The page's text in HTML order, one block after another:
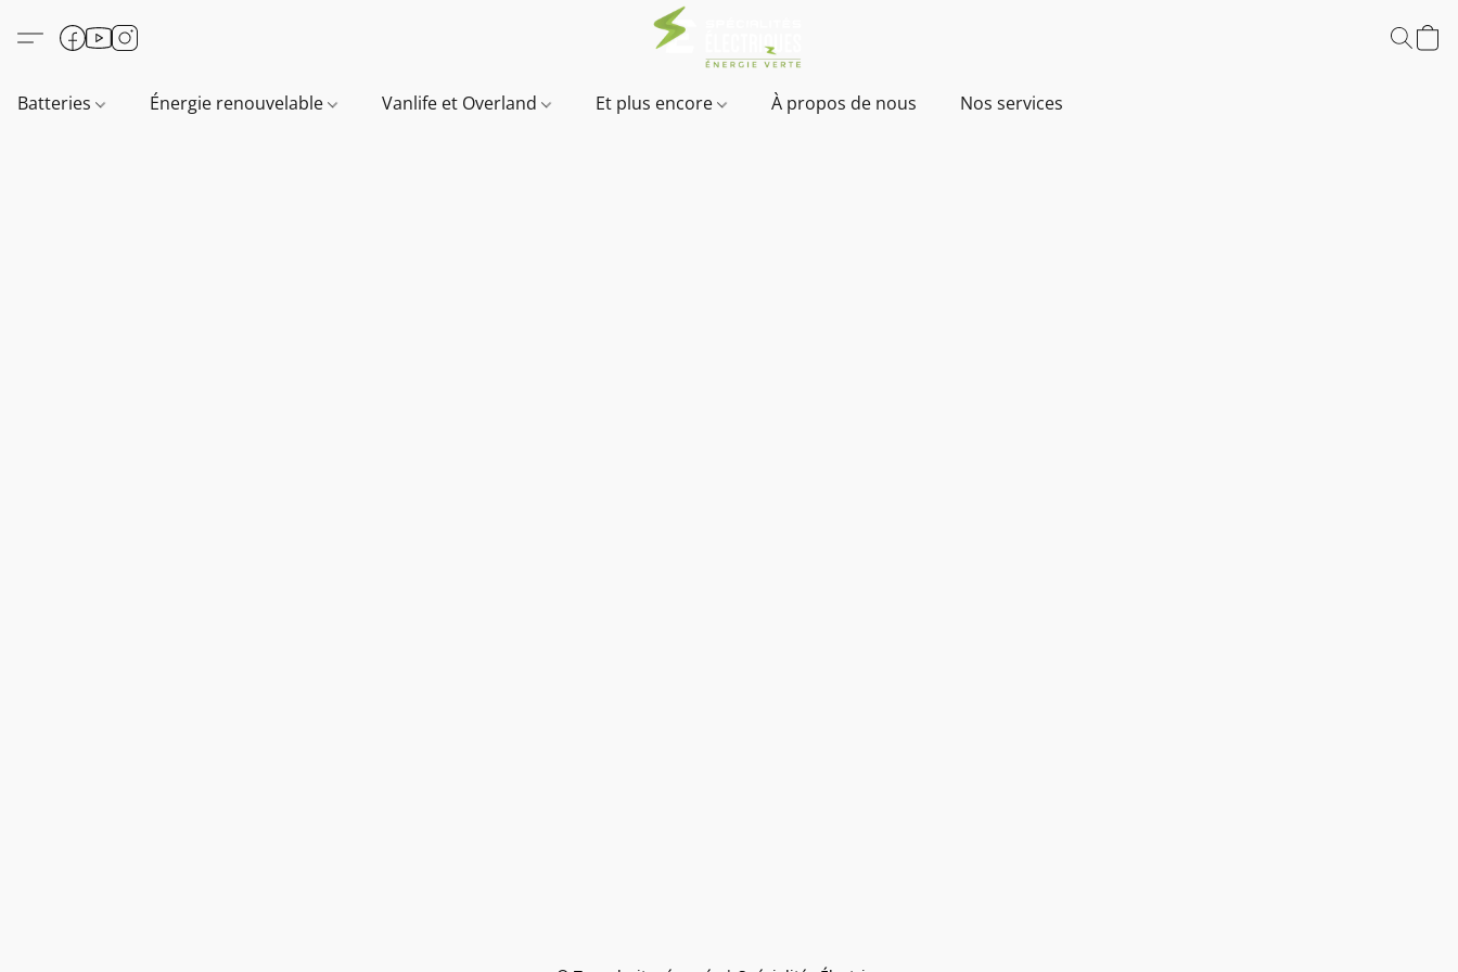
Batteries Énergie renouvelable Vanlife et Overland Et plus encore À propos de nous Nos services